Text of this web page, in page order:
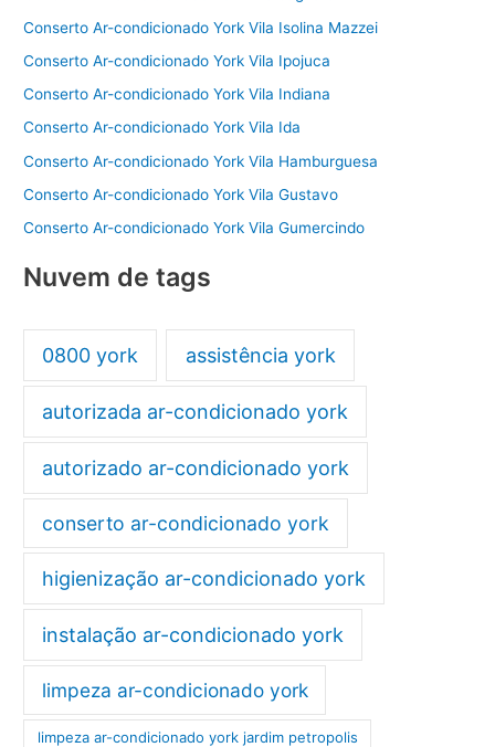
Conserto Ar-condicionado York Vila Isolina Mazzei
Conserto Ar-condicionado York Vila Ipojuca
Conserto Ar-condicionado York Vila Indiana
Conserto Ar-condicionado York Vila Ida
Conserto Ar-condicionado York Vila Hamburguesa
Conserto Ar-condicionado York Vila Gustavo
Conserto Ar-condicionado York Vila Gumercindo
Nuvem de tags
0800 york assistência york
autorizada ar-condicionado york
autorizado ar-condicionado york
conserto ar-condicionado york
higienização ar-condicionado york
instalação ar-condicionado york
limpeza ar-condicionado york
limpeza ar-condicionado york jardim petropolis